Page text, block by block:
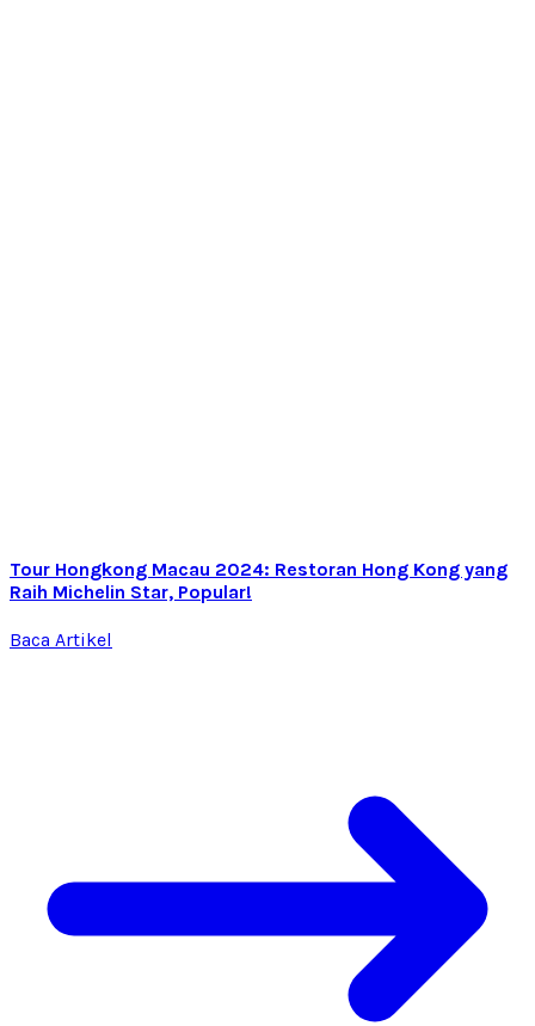
Tour Hongkong Macau 2024: Restoran Hong Kong yang
Raih Michelin Star, Popular!
Baca Artikel